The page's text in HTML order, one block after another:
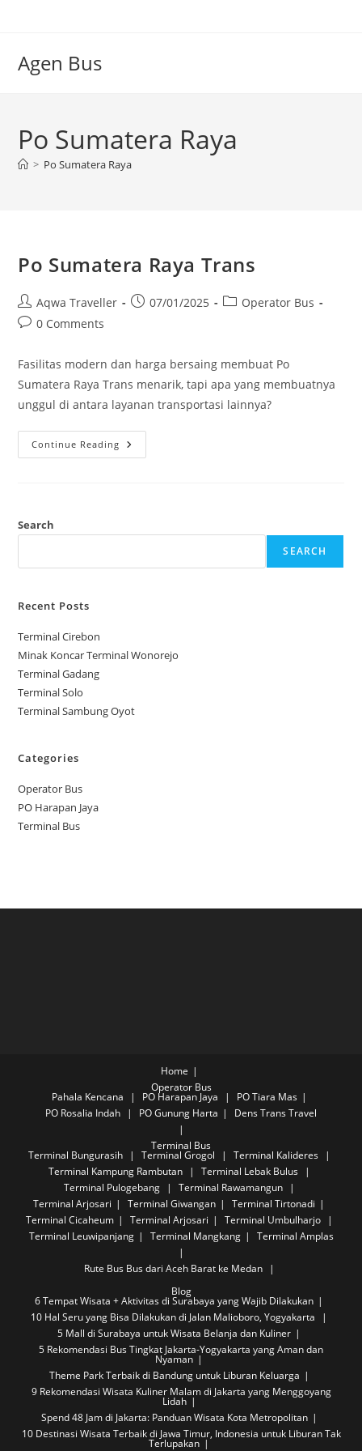
Agen Bus
Po Sumatera Raya
> Po Sumatera Raya
Po Sumatera Raya Trans
Post
author:
Aqwa Traveller
Post07/01/2025
PostOperator Bus
Post0 Comments
Fasilitas modern dan harga bersaing membuat Po
Sumatera Raya Trans menarik, tapi apa yang membuatnya
unggul di antara layanan transportasi lainnya?
Continue Reading Po
Sumatera
Search
SEARCH
Recent Posts
Terminal Cirebon
Minak Koncar Terminal Wonorejo
Terminal Gadang
Terminal Solo
Terminal Sambung Oyot
Categories
Operator Bus
PO Harapan Jaya
Terminal Bus
Home
Operator Bus
Pahala Kencana PO Harapan Jaya
PO Tiara Mas
PO Rosalia Indah
PO Gunung Harta Dens Trans Travel
Terminal Bus
Terminal Bungurasih Terminal Grogol
Terminal Kalideres
Terminal Kampung Rambutan
Terminal Lebak Bulus
Terminal Pulogebang
Terminal Rawamangun
Terminal Arjosari
Terminal Giwangan
Terminal Tirtonadi
Terminal Cicaheum
Terminal Arjosari
Terminal Umbulharjo
Terminal Leuwipanjang
Terminal Mangkang Terminal Amplas
Rute Bus Bus dari Aceh Barat ke Medan
Blog
6 Tempat Wisata + Aktivitas di Surabaya yang Wajib Dilakukan
10 Hal Seru yang Bisa Dilakukan di Jalan Malioboro, Yogyakarta
5 Mall di Surabaya untuk Wisata Belanja dan Kuliner
5 Rekomendasi Bus Tingkat Jakarta-Yogyakarta yang Aman dan
Nyaman
Theme Park Terbaik di Bandung untuk Liburan Keluarga
9 Rekomendasi Wisata Kuliner Malam di Jakarta yang Menggoyang
Lidah
Spend 48 Jam di Jakarta: Panduan Wisata Kota Metropolitan
10 Destinasi Wisata Terbaik di Jawa Timur, Indonesia untuk Liburan Tak
Terlupakan